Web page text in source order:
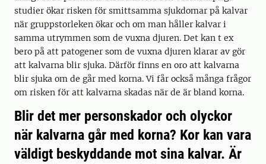
studier ökar risken för smittsamma sjukdomar på kalvar
när gruppstorleken ökar och om man håller kalvar i
samma utrymmen som de vuxna djuren. Det kan t ex
bero på att patogener som de vuxna djuren klarar av gör
att kalvarna blir sjuka. Därför finns en oro att kalvarna
blir sjuka om de går med korna. Vi får också många frågor
om risken för att kalvarna skadas när de är bland korna.
Blir det mer personskador och olyckor
när kalvarna går med korna? Kor kan vara
väldigt beskyddande mot sina kalvar. Är